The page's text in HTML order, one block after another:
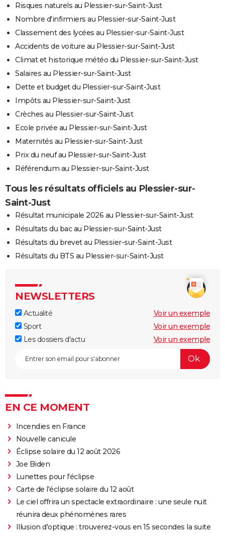
Risques naturels au Plessier-sur-Saint-Just
Nombre d'infirmiers au Plessier-sur-Saint-Just
Classement des lycées au Plessier-sur-Saint-Just
Accidents de voiture au Plessier-sur-Saint-Just
Climat et historique météo du Plessier-sur-Saint-Just
Salaires au Plessier-sur-Saint-Just
Dette et budget du Plessier-sur-Saint-Just
Impôts au Plessier-sur-Saint-Just
Crèches au Plessier-sur-Saint-Just
Ecole privée au Plessier-sur-Saint-Just
Maternités au Plessier-sur-Saint-Just
Prix du neuf au Plessier-sur-Saint-Just
Référendum au Plessier-sur-Saint-Just
Tous les résultats officiels au Plessier-sur-
Saint-Just
Résultat municipale 2026 au Plessier-sur-Saint-Just
Résultats du bac au Plessier-sur-Saint-Just
Résultats du brevet au Plessier-sur-Saint-Just
Résultats du BTS au Plessier-sur-Saint-Just
NEWSLETTERS
Actualité
Voir un exemple
Sport
Voir un exemple
Les dossiers d'actu
Voir un exemple
EN CE MOMENT
Incendies en France
Nouvelle canicule
Éclipse solaire du 12 août 2026
Joe Biden
Lunettes pour l'éclipse
Carte de l'éclipse solaire du 12 août
Le ciel offrira un spectacle extraordinaire : une seule nuit
réunira deux phénomènes rares
Illusion d'optique : trouverez-vous en 15 secondes la suite